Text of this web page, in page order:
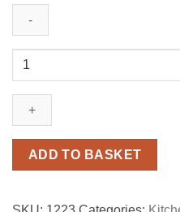
Arancini
slim
round
Arancinotto
quantity
ADD TO BASKET